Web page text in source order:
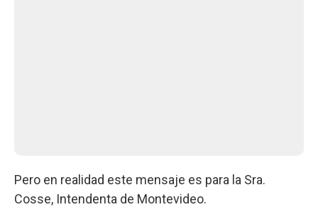
Pero en realidad este mensaje es para la Sra.
Cosse, Intendenta de Montevideo.